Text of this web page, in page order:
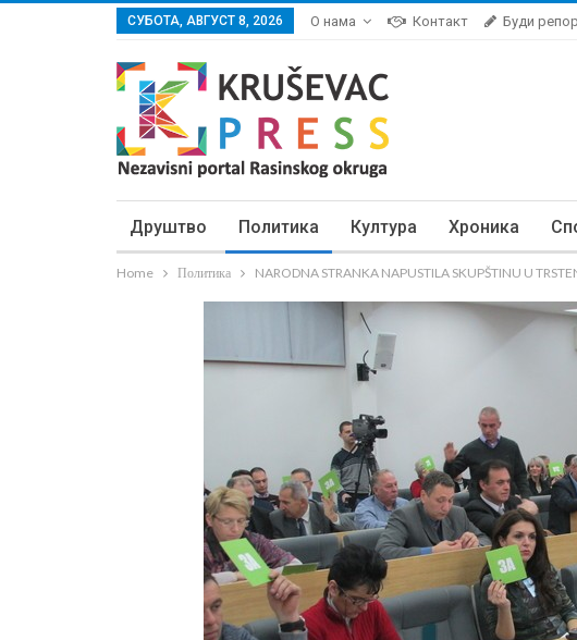
СУБОТА, АВГУСТ 8, 2026 О нама Контакт Буди
Друштво Политика Култура Хроника
Home Политика NARODNA STRANKA NAPUSTILA SKUPŠTINU U